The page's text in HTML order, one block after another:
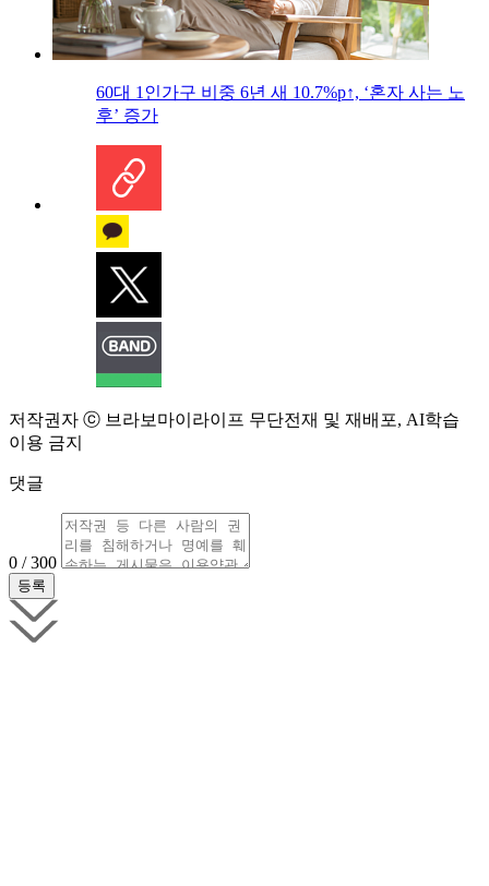
60대 1인가구 비중 6년 새 10.7%p↑, ‘혼자 사는 노
후’ 증가
저작권자 ⓒ 브라보마이라이프 무단전재 및 재배포, AI학습
이용 금지
댓글
0 / 300